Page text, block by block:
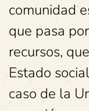
comunidad
que pasa
recursos,
Estado
caso de la